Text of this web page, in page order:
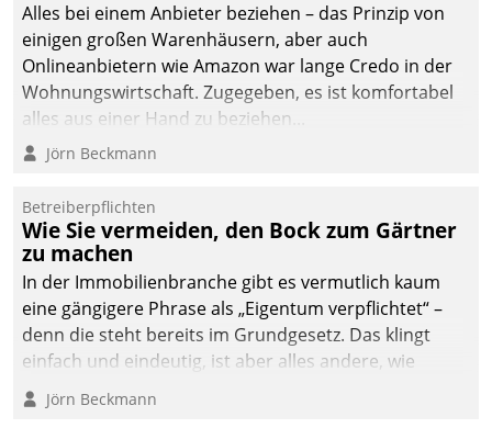
Alles bei einem Anbieter beziehen – das Prinzip von
einigen großen Warenhäusern, aber auch
Onlineanbietern wie Amazon war lange Credo in der
Wohnungswirtschaft. Zugegeben, es ist komfortabel
alles aus einer Hand zu beziehen...
Jörn Beckmann
Betreiberpflichten
Wie Sie vermeiden, den Bock zum Gärtner
zu machen
In der Immobilienbranche gibt es vermutlich kaum
eine gängigere Phrase als „Eigentum verpflichtet“ –
denn die steht bereits im Grundgesetz. Das klingt
einfach und eindeutig, ist aber alles andere, wie
Branchenbeschäftigte wissen. Denn mit der
Verantwortung folgen Verpflichtungen.
Jörn Beckmann